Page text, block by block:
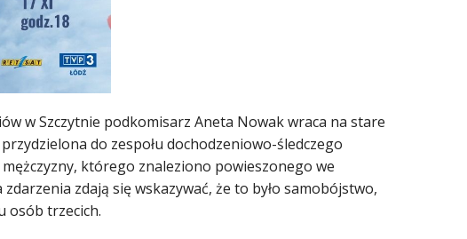
w Szczytnie podkomisarz Aneta Nowak wraca na stare
do zespołu dochodzeniowo-śledczego
którego znaleziono powieszonego we
zdają się wskazywać, że to było samobójstwo,
osób trzecich.